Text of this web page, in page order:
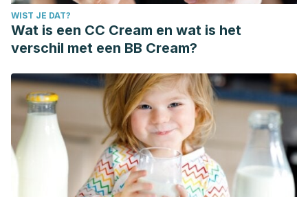
WIST JE DAT?
Wat is een CC Cream en wat is het
verschil met een BB Cream?